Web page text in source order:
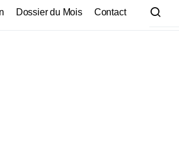
Dossier du Mois Contact